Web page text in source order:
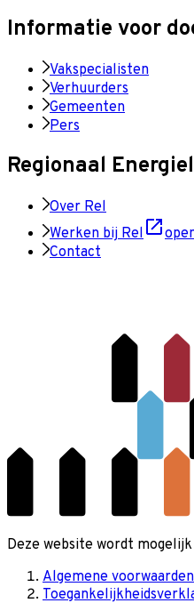
Informatie voor
Vakspecialisten
Verhuurders
Gemeenten
Pers
Regionaal
Over Rel
Werken bij Rel
Contact
Deze website wordt
Algemene voorwaarden